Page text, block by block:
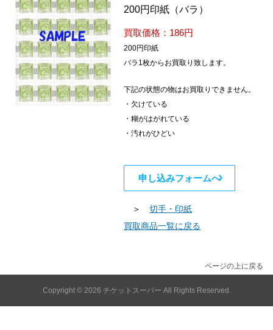
200円印紙（バラ）
買取価格：186円
200円印紙
バラ1枚からお買取り致します。
下記の状態の物はお買取りできません。
・欠けている
・糊がはがれている
・汚れがひどい
申し込みフォームへ
＞切手・印紙
買取商品一覧に戻る
ページの上に戻る
Copyright © 2026 チケットスーパー All Rights Reserved.